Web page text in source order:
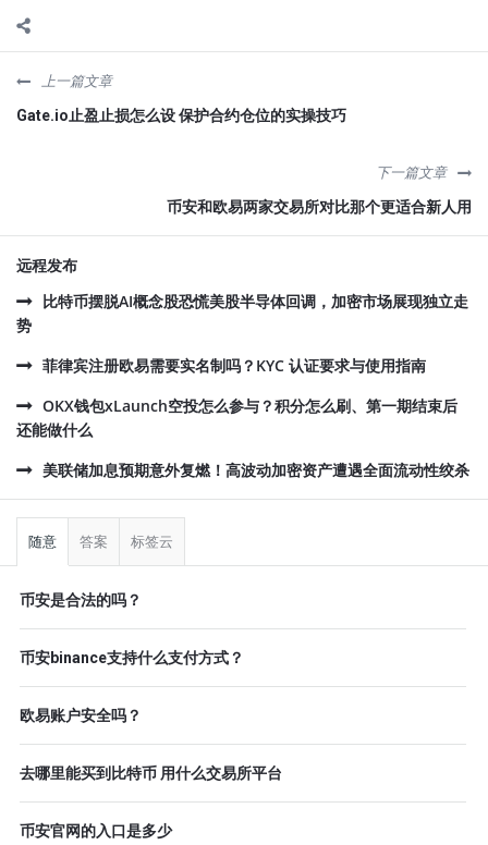
上一篇文章
Gate.io止盈止损怎么设 保护合约仓位的实操技巧
下一篇文章
币安和欧易两家交易所对比那个更适合新人用
远程发布
比特币摆脱AI概念股恐慌美股半导体回调，加密市场展现独立走
势
菲律宾注册欧易需要实名制吗？KYC 认证要求与使用指南
OKX钱包xLaunch空投怎么参与？积分怎么刷、第一期结束后
还能做什么
美联储加息预期意外复燃！高波动加密资产遭遇全面流动性绞杀
侧
随意 答案 标签云
币安是合法的吗？
币安binance支持什么支付方式？
欧易账户安全吗？
去哪里能买到比特币 用什么交易所平台
币安官网的入口是多少